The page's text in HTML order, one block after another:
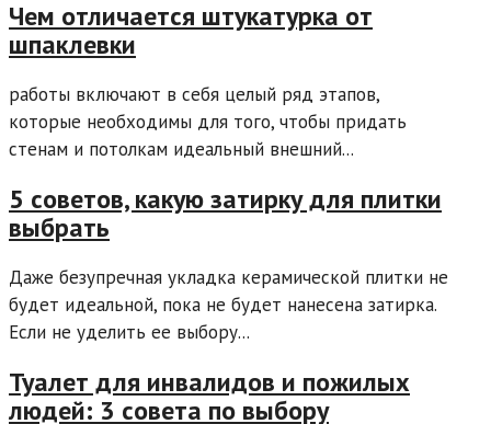
Чем отличается штукатурка от
шпаклевки
работы включают в себя целый ряд этапов,
которые необходимы для того, чтобы придать
стенам и потолкам идеальный внешний...
5 советов, какую затирку для плитки
выбрать
Даже безупречная укладка керамической плитки не
будет идеальной, пока не будет нанесена затирка.
Если не уделить ее выбору...
Туалет для инвалидов и пожилых
людей: 3 совета по выбору